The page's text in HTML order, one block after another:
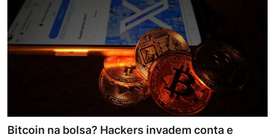
Bitcoin na bolsa? Hackers invadem conta e